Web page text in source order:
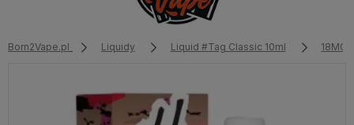
Born2Vape.pl Liquidy Liquid #Tag Classic 10ml 18MG/